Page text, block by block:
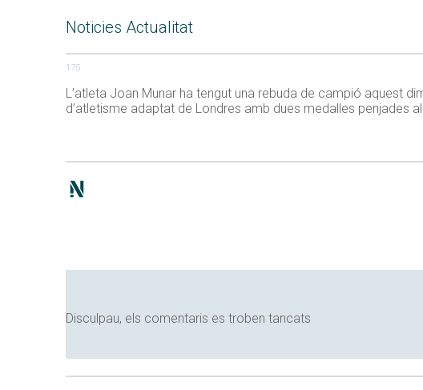
Noticies Actualitat
175
L’atleta Joan Munar ha tengut una rebuda de campió aquest
d’atletisme adaptat de Londres amb dues medalles penjades
Disculpau, els comentaris es troben tancats